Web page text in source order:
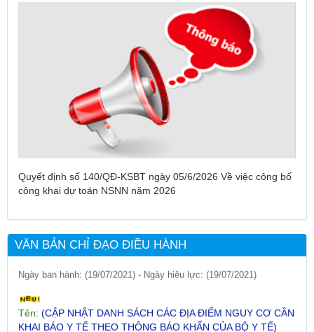
Quyết định số 140/QĐ-KSBT ngày 05/6/2026 Về việc công bố
công khai dự toán NSNN năm 2026
VĂN BẢN CHỈ ĐẠO ĐIỀU HÀNH
(DANH SÁCH CÁC ĐỊA PHƯƠNG ĐANG THỰC HIỆN
CÁCH LY XÃ HỘI VÀ GIÃN CÁCH XÃ HỘI TÍNH ĐẾN 17H
NGÀY 25/7/2021)
Ngày ban hành: (26/07/2021) -Ngày hiệu lực: (26/07/2021)
KHAI BÁO Y TẾ THEO THÔNG BÁO KHẨN CỦA BỘ Y TẾ)
Ngày ban hành: (19/07/2021) -Ngày hiệu lực: (19/07/2021)
Tên:
KHAI BÁO Y TẾ THEO THÔNG BÁO KHẨN CỦA BỘ Y TẾ)
Ngày ban hành: (15/07/2021) -Ngày hiệu lực: (15/07/2021)